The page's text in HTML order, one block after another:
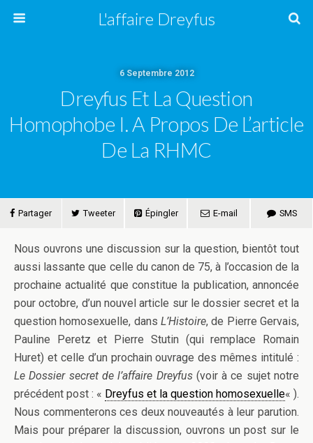
L'affaire Dreyfus
6 Septembre 2012
Dreyfus Et La Question
Homophobe I. A Propos De L’article
De La RHMC
Partager Tweeter Épingler E-mail SMS
Nous ouvrons une discussion sur la question, bientôt tout
aussi lassante que celle du canon de 75, à l’occasion de la
prochaine actualité que constitue la publication, annoncée
pour octobre, d’un nouvel article sur le dossier secret et la
question homosexuelle, dans L’Histoire, de Pierre Gervais,
Pauline Peretz et Pierre Stutin (qui remplace Romain
Huret) et celle d’un prochain ouvrage des mêmes intitulé :
Le Dossier secret de l’affaire Dreyfus (voir à ce sujet notre
précédent post : « Dreyfus et la question homosexuelle« ).
Nous commenterons ces deux nouveautés à leur parution.
Mais pour préparer la discussion, ouvrons un post sur le